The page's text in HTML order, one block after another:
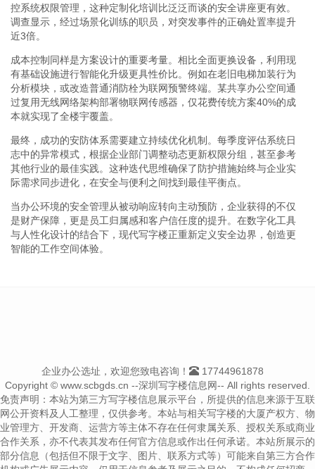
控系统权限管理，这种定制化培训比泛泛而谈的安全讲座更有效。
调查显示，经过场景化训练的职员，对突发事件的正确处置率提升
近3倍。
成本控制同样是方案设计的重要考量。相比全面更换设备，利用现
有基础设施进行智能化升级更具性价比。例如在老旧电梯加装行为
分析模块，或改造普通消防栓为联网预警终端。某共享办公空间通
过复用无线网络架构部署物联网传感器，仅花费传统方案40%的成
本就实现了全楼宇覆盖。
最终，成功的安防体系需要建立持续优化机制。每季度评估系统日
志中的异常模式，根据企业部门调整动态更新权限分组，甚至参考
其他行业的最佳实践。这种迭代思维确保了防护措施始终与企业实
际需求同步进化，在安全与便利之间找到最佳平衡点。
当办公环境的安全管理从被动响应转向主动预防，企业获得的不仅
是财产保障，更是员工归属感和客户信任度的提升。在数字化工具
与人性化设计的结合下，现代写字楼正重新定义安全边界，创造更
智能的工作空间体验。
企业办公选址，欢迎您致电咨询！
17744961878
Copyright © www.scbgds.cn --深圳写字楼信息网-- All rights reserved.
免责声明：本站为第三方写字楼信息展示平台，所提供的信息来源于互联
网公开资料及人工整理，仅供参考。本站与相关写字楼的大厦产权方、物
业管理方、开发商、运营方等主体不存在任何隶属关系、授权关系或商业
合作关系，亦不代表其发布任何官方信息或作出任何承诺。本站所展示的
部分信息（包括但不限于文字、图片、联系方式等）可能来自第三方合作